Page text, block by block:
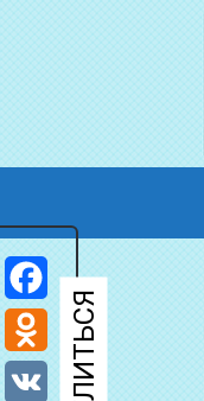
Facebook
Odnoklassniki